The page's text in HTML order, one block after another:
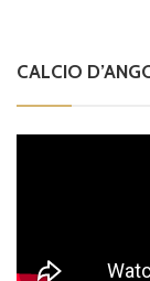
CALCIO